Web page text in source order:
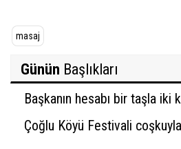
masaj
Günün Başlıkları
Başkanın hesabı bir taşla iki
Çoğlu Köyü Festivali